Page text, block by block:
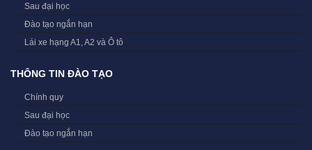
Sau đại học
Đào tạo ngắn hạn
Lái xe hạng A1, A2 và Ô tô
THÔNG TIN ĐÀO TẠO
Chính quy
Sau đại học
Đào tạo ngắn hạn